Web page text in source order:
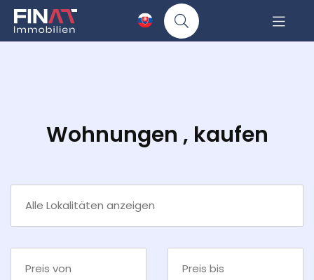
Wohnungen , kaufen